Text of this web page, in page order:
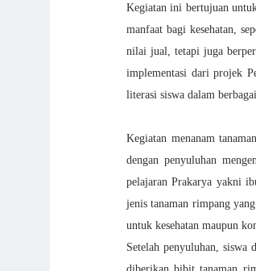
Kegiatan ini bertujuan
manfaat bagi kesehatan,
nilai jual, tetapi juga
implementasi dari projek
literasi siswa dalam
Kegiatan menanam
dengan penyuluhan
pelajaran Prakarya yakni
jenis tanaman rimpang
untuk kesehatan maupun
Setelah penyuluhan, siswa